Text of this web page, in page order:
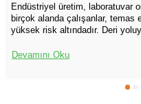
Endüstriyel üretim, laboratuvar
birçok alanda çalışanlar,
yüksek risk altındadır. Deri
doğurabilir. Bu nedenle
yanlış uygulamaların çok sık
Devamını Oku